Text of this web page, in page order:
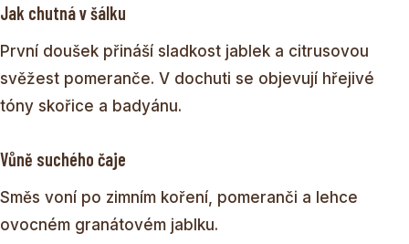
Jak chutná v šálku
První doušek přináší sladkost jablek a citrusovou
svěžest pomeranče. V dochuti se objevují hřejivé
tóny skořice a badyánu.
Vůně suchého čaje
Směs voní po zimním koření, pomeranči a lehce
ovocném granátovém jablku.